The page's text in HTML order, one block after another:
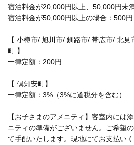
宿泊料金が20,000円以上、50,000円未
宿泊料金が50,000円以上の場合：500円
【 小樽市/ 旭川市/ 釧路市/ 帯広市/ 北
町 】
一律定額：200円
【 倶知安町】
一律定額：3%（3%に道税分を含む）
【お子さまのアメニティ】客室内には
ニティの準備がございません。ご希望
て手配いたします。現地にてお支払いく